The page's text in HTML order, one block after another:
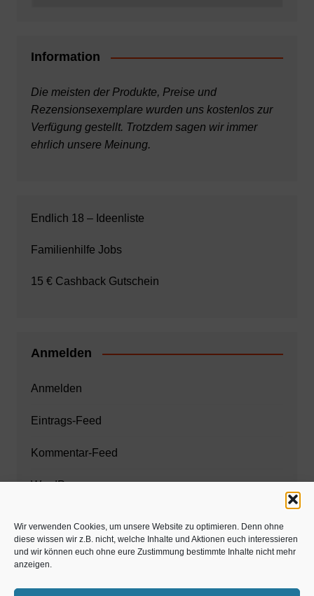
Wir verwenden Cookies, um unsere Website zu optimieren. Denn ohne
diese wissen wir z.B. nicht, welche Inhalte und Aktionen euch interessieren
und wir können euch ohne eure Zustimmung bestimmte Inhalte nicht mehr
anzeigen.
Information
Die meisten der Produkte, Preise und
Rezensionsexemplare wurden uns kostenlos zur
Verfügung gestellt. Trotzdem sagen wir immer
ehrlich unsere Meinung.
Endlich 18 – Ideenliste
Familienhilfe Jobs
15 € Cashback Gutschein
Anmelden
Anmelden
Eintrags-Feed
Kommentar-Feed
WordPress.org
Zahnarzt München
www.estaregistrierung.org – ESTA